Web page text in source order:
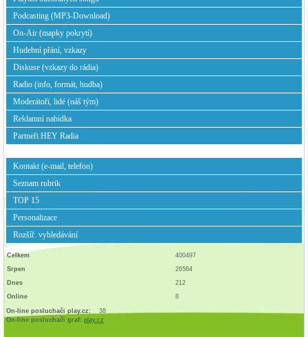
Podcasting (MP3-Download)
On-Air (mapky pokrytí)
Hudební přání, vzkazy
Diskuse (vzkazy do rádia)
Radio (info, formát, hudba)
Moderátoři, lidé (náš tým)
Reklamní nabídka
Partneři HEY Radia
Kontakt (e-mail, telefon)
Seznam rubrik
TOP 15
Personalizace
Rozšíř. vyhledávání
Celkem
400497
Srpen
26564
Dnes
212
Online
8
On-line posluchači play.cz:
38
On-line posluchači graf: play.cz